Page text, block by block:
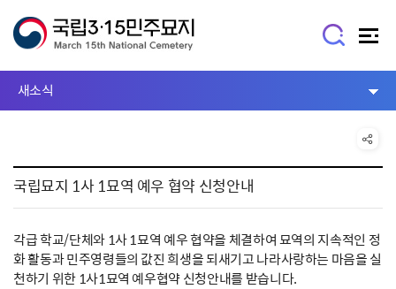
새소식
국립묘지 1사 1묘역 예우 협약 신청안내
각급 학교/단체와 1사 1묘역 예우 협약을 체결하여 묘역의 지속적인 정
화 활동과 민주영령들의 값진 희생을 되새기고 나라사랑하는 마음을 실
천하기 위한 1사1묘역 예우협약 신청안내를 받습니다.